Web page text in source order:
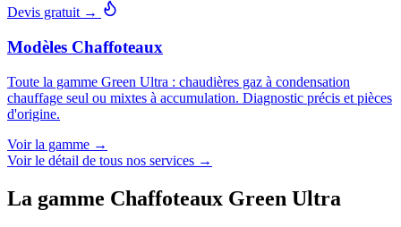
Devis gratuit →
Modèles Chaffoteaux
Toute la gamme Green Ultra : chaudières gaz à condensation
chauffage seul ou mixtes à accumulation. Diagnostic précis et pièces
d'origine.
Voir la gamme →
Voir le détail de tous nos services →
La gamme Chaffoteaux Green Ultra